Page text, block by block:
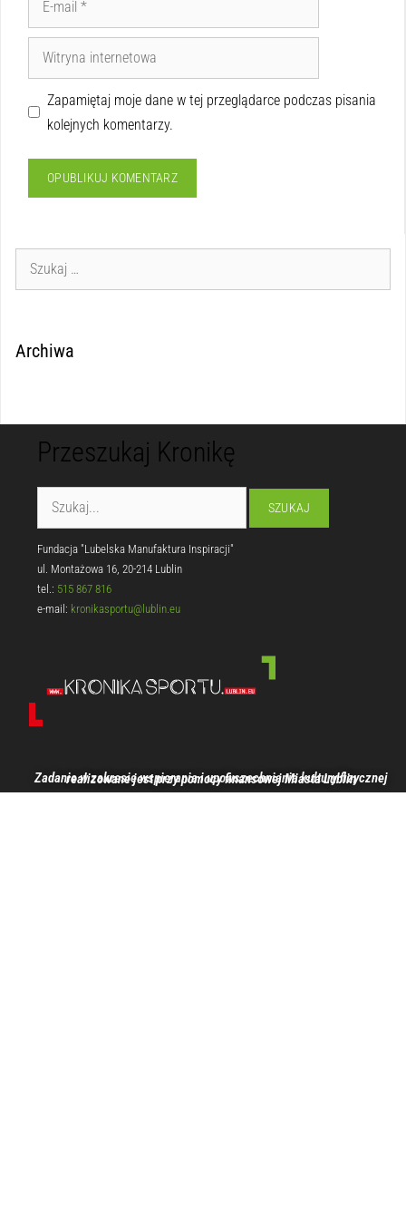
Zapamiętaj moje dane w tej przeglądarce podczas pisania
kolejnych komentarzy.
Archiwa
Przeszukaj Kronikę
Fundacja "Lubelska Manufaktura Inspiracji"
ul. Montażowa 16, 20-214 Lublin
tel.: 515 867 816
e-mail: kronikasportu@lublin.eu
Zadanie w zakresie wspierania i upowszechniania kultury fizycznej realizowane jest przy pomocy finansowej Miasta Lublin